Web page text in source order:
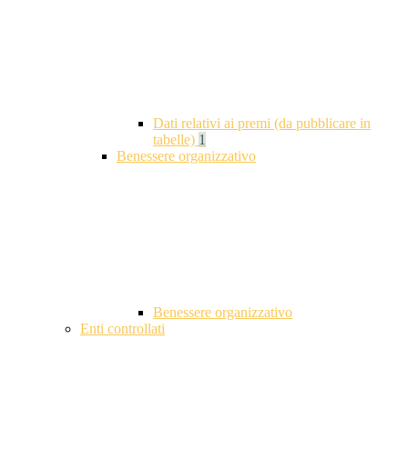
Dati relativi ai premi (da pubblicare in
tabelle) 1
Benessere organizzativo
Benessere organizzativo
Enti controllati